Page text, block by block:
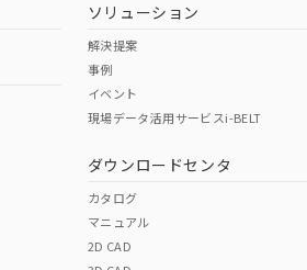
（日本
（アメリカ
この
その他の認証はこ
ソリューション
解決提案
事例
イベント
現場データ活用サービスi-BELT
ダウンロードセンタ
カタログ
マニュアル
2D CAD